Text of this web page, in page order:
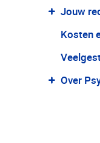
Jouw
Kosten
Over